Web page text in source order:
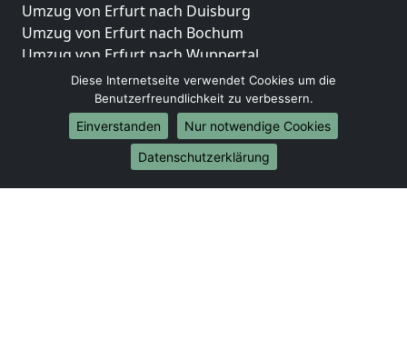
Umzug von Erfurt nach Duisburg
Umzug von Erfurt nach Bochum
Umzug von Erfurt nach Wuppertal
Umzug von Erfurt nach Bielefeld
Umzug von Erfurt nach Bonn
Umzug von Erfurt nach Münster
Internationale-Umzüge
Umzug von Erfurt nach Brasilien
Diese Internetseite verwendet Cookies um die
Benutzerfreundlichkeit zu verbessern.
Einverstanden
Nur notwendige Cookies
Datenschutzerklärung